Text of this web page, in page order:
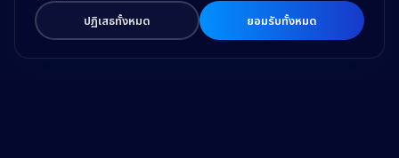
ปฏิเสธทั้งหมด
ยอมรับทั้งหมด